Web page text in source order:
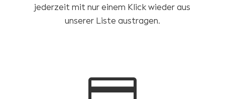
jederzeit mit nur einem Klick wieder aus
unserer Liste austragen.